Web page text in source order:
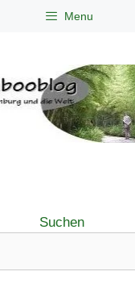
Menu
Suchen